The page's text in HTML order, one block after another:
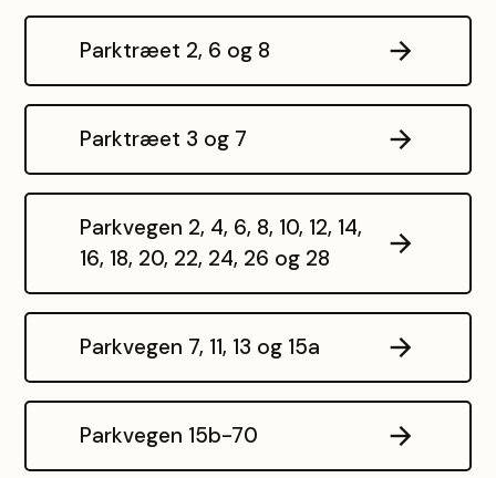
Parktræet 2, 6 og 8
Parktræet 3 og 7
Parkvegen 2, 4, 6, 8, 10, 12, 14,
16, 18, 20, 22, 24, 26 og 28
Parkvegen 7, 11, 13 og 15a
Parkvegen 15b-70